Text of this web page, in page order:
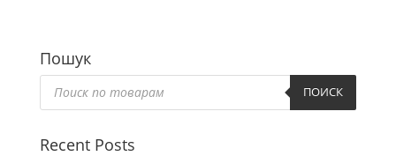
Пошук
Пошук
товарів ПОИСК
Recent Posts